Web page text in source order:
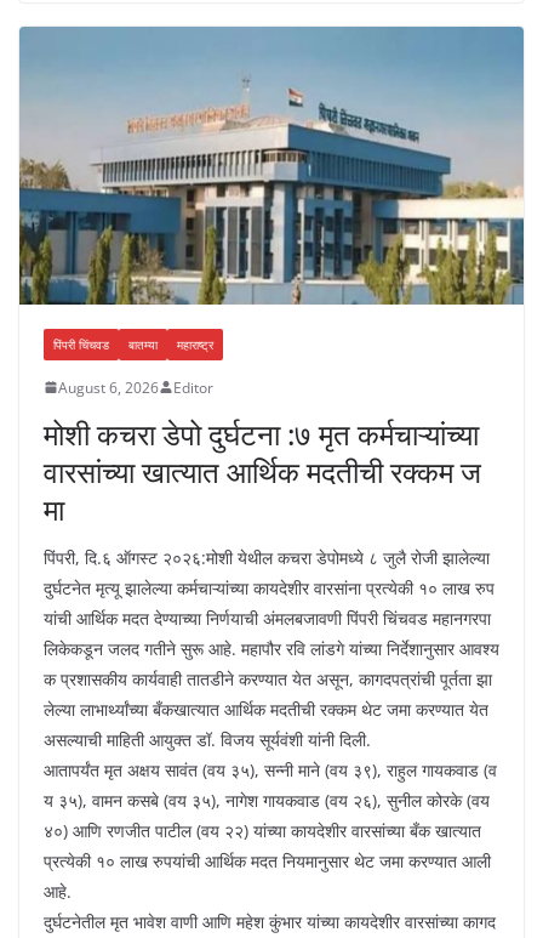
p o
o
k
er
n
k
पिंपरी चिंचवड बातम्या महाराष्ट्र
August 6, 2026 Editor
मोशी कचरा डेपो दुर्घटना :७ मृत कर्मचाऱ्यांच्या
वारसांच्या खात्यात आर्थिक मदतीची रक्कम ज
मा
पिंपरी, दि.६ ऑगस्ट २०२६:मोशी येथील कचरा डेपोमध्ये ८ जुलै रोजी झालेल्या
दुर्घटनेत मृत्यू झालेल्या कर्मचाऱ्यांच्या कायदेशीर वारसांना प्रत्येकी १० लाख रुप
यांची आर्थिक मदत देण्याच्या निर्णयाची अंमलबजावणी पिंपरी चिंचवड महानगरपा
लिकेकडून जलद गतीने सुरू आहे. महापौर रवि लांडगे यांच्या निर्देशानुसार आवश्य
क प्रशासकीय कार्यवाही तातडीने करण्यात येत असून, कागदपत्रांची पूर्तता झा
लेल्या लाभार्थ्यांच्या बँकखात्यात आर्थिक मदतीची रक्कम थेट जमा करण्यात येत
असल्याची माहिती आयुक्त डॉ. विजय सूर्यवंशी यांनी दिली.
आतापर्यंत मृत अक्षय सावंत (वय ३५), सन्नी माने (वय ३९), राहुल गायकवाड (व
य ३५), वामन कसबे (वय ३५), नागेश गायकवाड (वय २६), सुनील कोरके (वय
४०) आणि रणजीत पाटील (वय २२) यांच्या कायदेशीर वारसांच्या बँक खात्यात
प्रत्येकी १० लाख रुपयांची आर्थिक मदत नियमानुसार थेट जमा करण्यात आली
आहे.
दुर्घटनेतील मृत भावेश वाणी आणि महेश कुंभार यांच्या कायदेशीर वारसांच्या कागद